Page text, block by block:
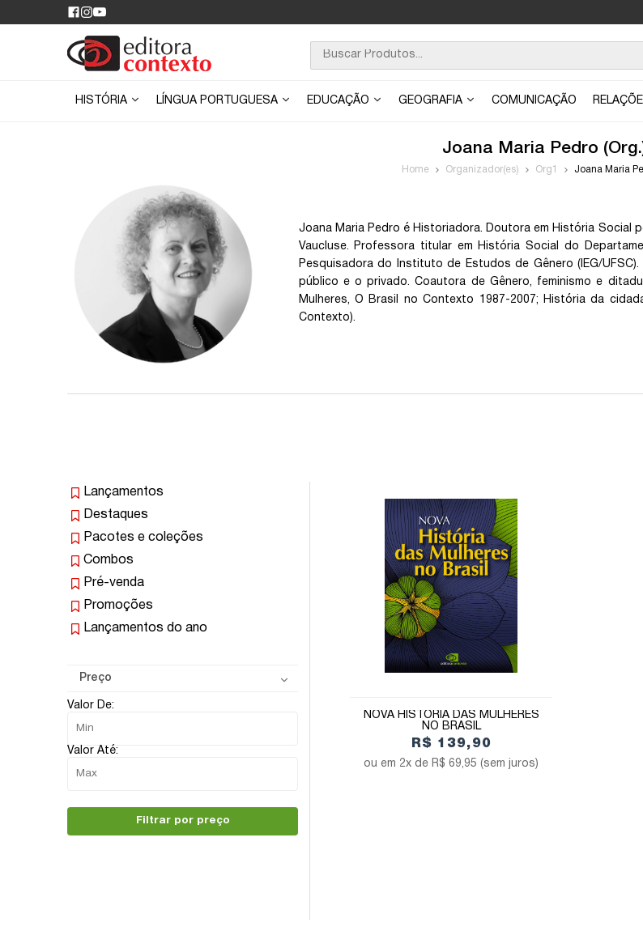
HISTÓRIA LÍNGUA PORTUGUESA EDUCAÇÃO GEOGRAFIA COMUNICAÇÃO
Joana Maria Pedro
Home Organizador(es) Org1 Joana Maria
Joana Maria Pedro é Historiadora. Doutora em História Social
Vaucluse. Professora titular em História Social do
Pesquisadora do Instituto de Estudos de Gênero (IEG/
público e o privado. Coautora de Gênero, feminismo e
Mulheres, O Brasil no Contexto 1987-2007; História da
Contexto).
Lançamentos
Destaques
Pacotes e coleções
Combos
Pré-venda
Promoções
Lançamentos do ano
Preço
Valor De:
Valor Até:
Filtrar por preço
NOVA HISTÓRIA DAS MULHERES
NO BRASIL
R$ 139,90
2x de R$ 69,95 (sem juros)